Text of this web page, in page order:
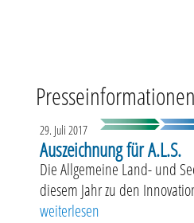
Presseinformationen
29. Juli 2017
Auszeichnung für A.L.S.
Die Allgemeine Land- und
diesem Jahr zu den
„Auszeichnung für A.L.S.“
weiterlesen